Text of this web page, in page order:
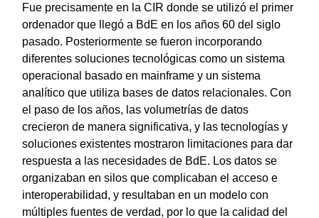
Fue precisamente en la CIR donde se utilizó el primer
ordenador que llegó a BdE en los años 60 del siglo
pasado. Posteriormente se fueron incorporando
diferentes soluciones tecnológicas como un sistema
operacional basado en mainframe y un sistema
analítico que utiliza bases de datos relacionales. Con
el paso de los años, las volumetrías de datos
crecieron de manera significativa, y las tecnologías y
soluciones existentes mostraron limitaciones para dar
respuesta a las necesidades de BdE. Los datos se
organizaban en silos que complicaban el acceso e
interoperabilidad, y resultaban en un modelo con
múltiples fuentes de verdad, por lo que la calidad del